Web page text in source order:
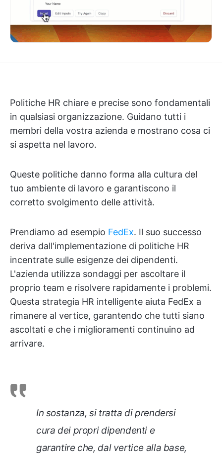
Politiche HR chiare e precise sono fondamentali
in qualsiasi organizzazione. Guidano tutti i
membri della vostra azienda e mostrano cosa ci
si aspetta nel lavoro.
Queste politiche danno forma alla cultura del
tuo ambiente di lavoro e garantiscono il
corretto svolgimento delle attività.
Prendiamo ad esempio FedEx. Il suo successo
deriva dall'implementazione di politiche HR
incentrate sulle esigenze dei dipendenti.
L'azienda utilizza sondaggi per ascoltare il
proprio team e risolvere rapidamente i problemi.
Questa strategia HR intelligente aiuta FedEx a
rimanere al vertice, garantendo che tutti siano
ascoltati e che i miglioramenti continuino ad
arrivare.
In sostanza, si tratta di prendersi
cura dei propri dipendenti e
garantire che, dal vertice alla base,